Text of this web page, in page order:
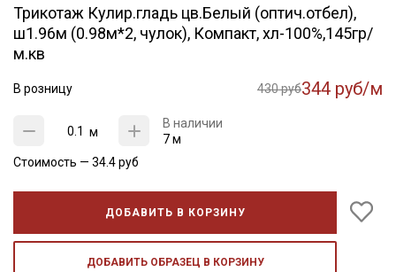
Трикотаж Кулир.гладь цв.Белый (оптич.отбел),
ш1.96м (0.98м*2, чулок), Компакт, хл-100%,145гр/
м.кв
В розницу 430 руб344 руб/м
м
В наличии
7 м
Стоимость — 34.4руб
ДОБАВИТЬ В КОРЗИНУ
ДОБАВИТЬ ОБРАЗЕЦ В КОРЗИНУ